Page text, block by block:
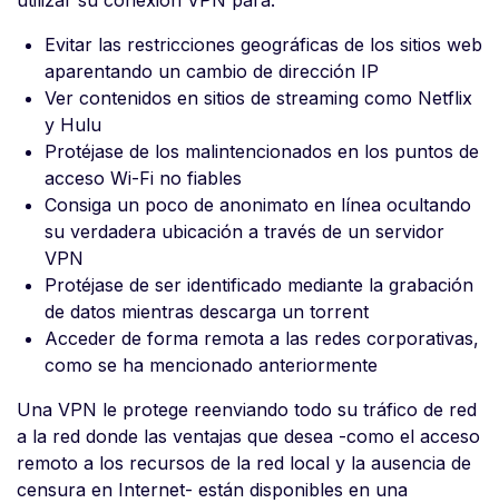
Evitar las restricciones geográficas de los sitios web
aparentando un cambio de dirección IP
Ver contenidos en sitios de streaming como Netflix
y Hulu
Protéjase de los malintencionados en los puntos de
acceso Wi-Fi no fiables
Consiga un poco de anonimato en línea ocultando
su verdadera ubicación a través de un servidor
VPN
Protéjase de ser identificado mediante la grabación
de datos mientras descarga un torrent
Acceder de forma remota a las redes corporativas,
como se ha mencionado anteriormente
Una VPN le protege reenviando todo su tráfico de red
a la red donde las ventajas que desea -como el acceso
remoto a los recursos de la red local y la ausencia de
censura en Internet- están disponibles en una